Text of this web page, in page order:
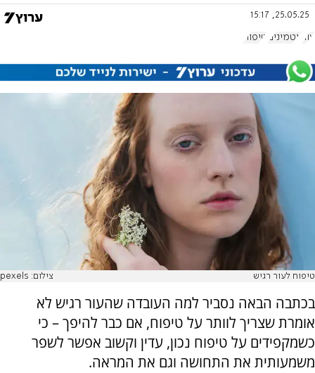
25.05.25, 15:17
עור ויטמינים טיפוח
טיפוח לעור רגיש צילום: pexels
בכתבה הבאה נסביר למה העובדה שהעור רגיש לא
אומרת שצריך לוותר על טיפוח, אם כבר להיפך – כי
כשמקפידים על טיפוח נכון, עדין וקשוב אפשר לשפר
משמעותית את התחושה וגם את המראה.